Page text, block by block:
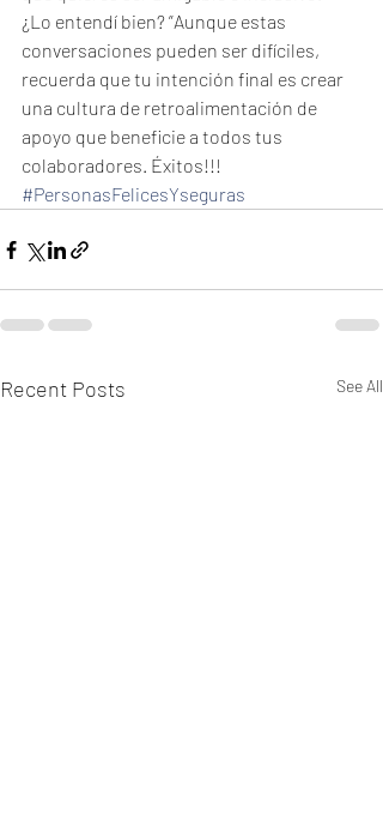
¿Lo entendí bien? ”Aunque estas
conversaciones pueden ser difíciles,
recuerda que tu intención final es crear
una cultura de retroalimentación de
apoyo que beneficie a todos tus
colaboradores. Éxitos!!!
#PersonasFelicesYseguras
Recent Posts See All